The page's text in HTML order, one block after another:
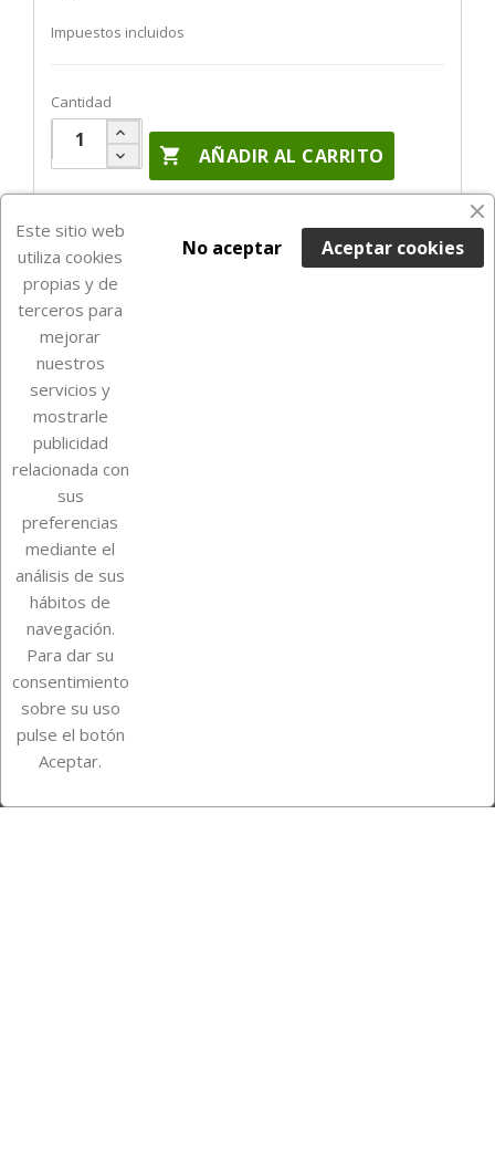
Impuestos incluidos
Cantidad
 AÑADIR AL CARRITO

Su cuenta
Información de la tienda
InstagramTikTok
Este sitio web
utiliza cookies
propias y de
terceros para
mejorar
nuestros
servicios y
mostrarle
publicidad
relacionada con
sus
preferencias
mediante el
análisis de sus
hábitos de
navegación.
Para dar su
consentimiento
sobre su uso
pulse el botón
Aceptar.
Aceptar cookies
No aceptar